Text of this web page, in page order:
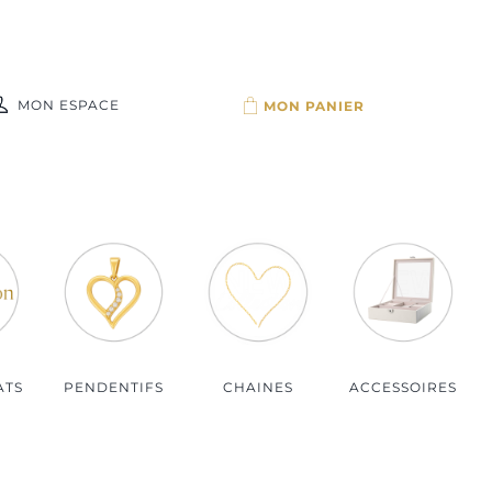
Bijoux de 100 à 150€
Bijoux de 150 à 200€
Bijoux plus de 200€
MON ESPACE
PENDENTIFS CHAINES ACCESSOIRES